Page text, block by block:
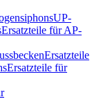
UP-
Ersatzteile für AP-
Ersatzteile
Ersatzteile für